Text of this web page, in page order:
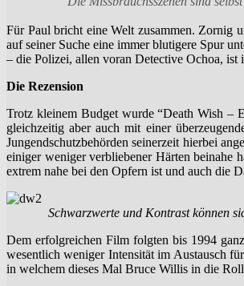
Für Paul bricht eine Welt zusammen. Zornig
auf seiner Suche eine immer blutigere Spur
– die Polizei, allen voran Detective Ochoa,
Die Rezension
Trotz kleinem Budget wurde “Death Wish –
gleichzeitig aber auch mit einer
Jungendschutzbehörden seinerzeit hierbei
einiger weniger verbliebener Härten beinahe
extrem nahe bei den Opfern ist und auch die
Schwarzwerte und Kontrast können sich
Dem erfolgreichen Film folgten bis 1994
wesentlich weniger Intensität im Austausch
in welchem dieses Mal Bruce Willis in die